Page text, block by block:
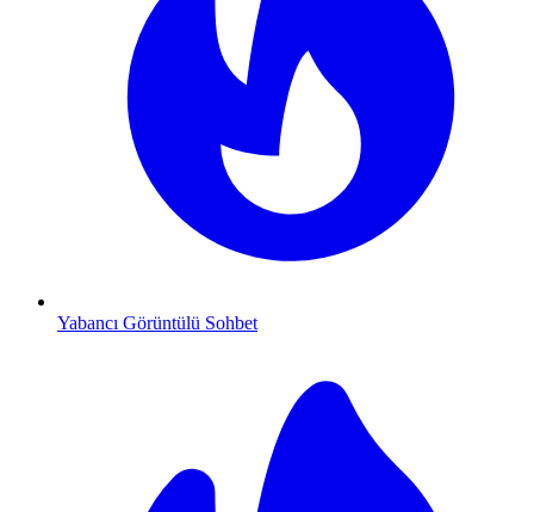
Yabancı Görüntülü Sohbet